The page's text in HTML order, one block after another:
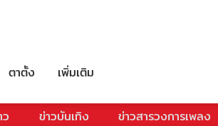
ตาตั้ง เพิ่มเติม
ข่าวบันเทิง ข่าวสารวงการเพลง